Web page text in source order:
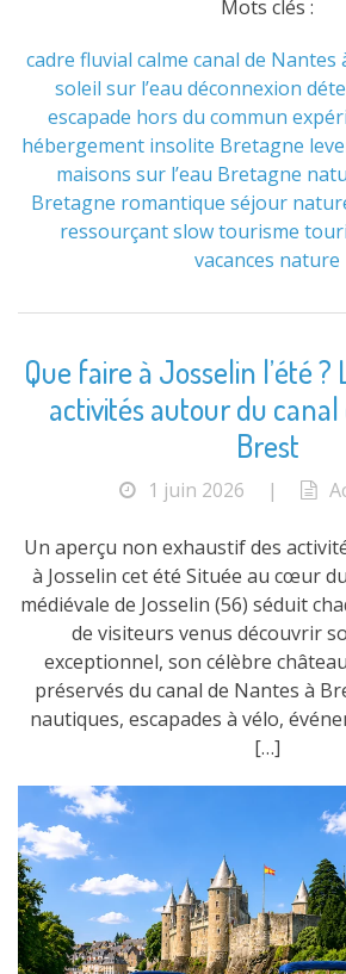
Mots clés :
cadre fluvial calme canal de Nantes
soleil sur l’eau déconnexion
escapade hors du commun
hébergement insolite Bretagne
maisons sur l’eau Bretagne
Bretagne romantique séjour
ressourçantslow tourisme
vacances nature
Que faire à Josselin l’été
activités autour du canal
Brest
1 juin 2026 |
Un aperçu non exhaustif des
à Josselin cet été Située au cœur
médiévale de Josselin (56) séduit
de visiteurs venus découvrir
exceptionnel, son célèbre
préservés du canal de Nantes à
nautiques, escapades à vélo,
[…]